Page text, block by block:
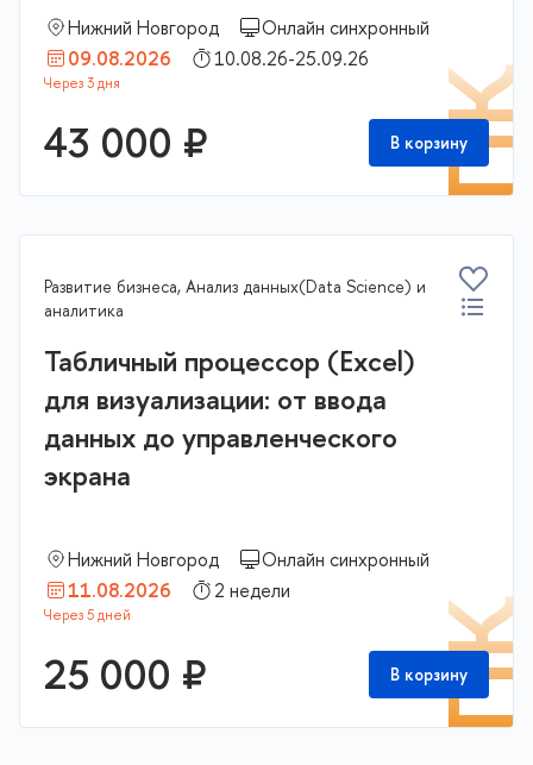
Нижний Новгород
Онлайн синхронный
09.08.2026
10.08.26-25.09.26
43 000 ₽ В корзину
Развитие бизнеса, Анализ данных(Data Science) и
аналитика
Табличный процессор (Excel)
для визуализации: от ввода
данных до управленческого
экрана
Нижний Новгород
Онлайн синхронный
11.08.2026
2 недели
25 000 ₽ В корзину